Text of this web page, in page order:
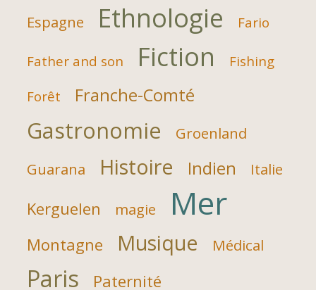
Espagne Ethnologie Fario
Father and son Fiction
Fishing
Forêt
Franche-Comté
Gastronomie
Groenland
Guarana
Histoire Indien Italie
Kerguelen magie Mer
Montagne Musique Médical
Paris Paternité